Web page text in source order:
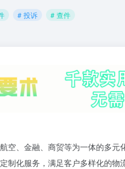
# 投诉 # 查件
空、金融、商贸等为一体的多
制化服务，满足客户多样化的物